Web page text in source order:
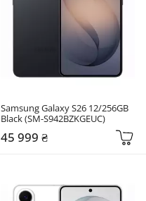
Samsung Galaxy S26 12/256GB
Black (SM-S942BZKGEUC)
45 999 ₴